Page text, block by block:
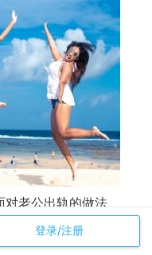
对老公出轨的做法
偕老。但是俗话说，家家
形形色色的诱惑，男人是
登录/注册